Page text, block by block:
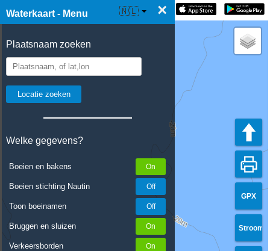
Waterkaart - Menu ×
Plaatsnaam zoeken
Welke gegevens?
Boeien en bakens
Boeien stichting Nautin
Toon boeinamen
Bruggen en sluizen
Verkeersborden
☰ Waterkaart Live 🇳🇱
GPX
Stroom